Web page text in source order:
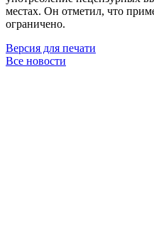
местах. Он отметил, что
ограничено.
Версия для печати
Все новости